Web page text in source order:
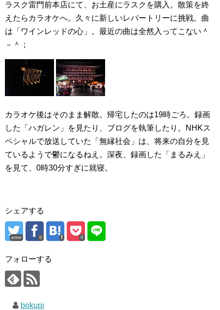
ラスク雷門前本店にて、お土産にラスクを購入。散策を終
えたらカラオケへ。久々に新しいレパートリーに挑戦。曲
は「ワインレッドの心」。最近の曲は全然入ってこない＾
－＾；
カラオケ後はそのまま解散。帰宅したのは19時ごろ。録画
した「ハガレン」を見たり、ブログを執筆したり。NHKス
ペシャルで放送していた「無縁社会」は、将来の自分を見
ているようで鬱になるねえ。深夜、録画した「まるみえ」
を見て、0時30分すぎに就寝。
シェアする
error 0 0
フォローする
bokupi